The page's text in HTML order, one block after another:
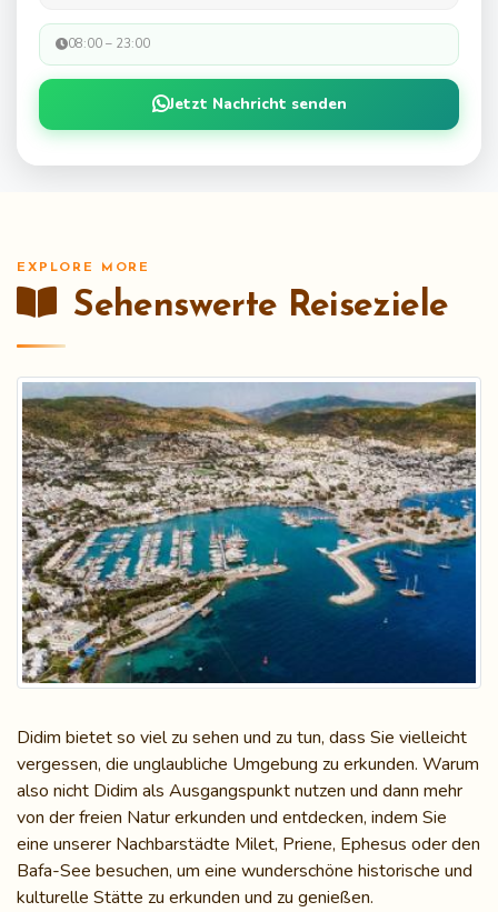
08:00 – 23:00
Jetzt Nachricht senden
EXPLORE MORE
Sehenswerte Reiseziele
Didim bietet so viel zu sehen und zu tun, dass Sie vielleicht
vergessen, die unglaubliche Umgebung zu erkunden. Warum
also nicht Didim als Ausgangspunkt nutzen und dann mehr
von der freien Natur erkunden und entdecken, indem Sie
eine unserer Nachbarstädte Milet, Priene, Ephesus oder den
Bafa-See besuchen, um eine wunderschöne historische und
kulturelle Stätte zu erkunden und zu genießen.